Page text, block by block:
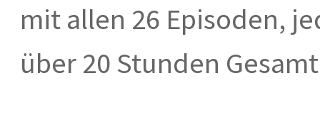
mit allen 26 Episoden,
über 20 Stunden